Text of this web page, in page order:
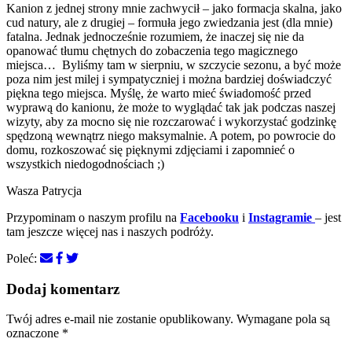
Kanion z jednej strony mnie zachwycił – jako formacja skalna, jako
cud natury, ale z drugiej – formuła jego zwiedzania jest (dla mnie)
fatalna. Jednak jednocześnie rozumiem, że inaczej się nie da
opanować tłumu chętnych do zobaczenia tego magicznego
miejsca… Byliśmy tam w sierpniu, w szczycie sezonu, a być może
poza nim jest milej i sympatyczniej i można bardziej doświadczyć
piękna tego miejsca. Myślę, że warto mieć świadomość przed
wyprawą do kanionu, że może to wyglądać tak jak podczas naszej
wizyty, aby za mocno się nie rozczarować i wykorzystać godzinkę
spędzoną wewnątrz niego maksymalnie. A potem, po powrocie do
domu, rozkoszować się pięknymi zdjęciami i zapomnieć o
wszystkich niedogodnościach ;)
Wasza Patrycja
Przypominam o naszym profilu na Facebooku i Instagramie – jest
tam jeszcze więcej nas i naszych podróży.
Poleć:
Dodaj komentarz
Twój adres e-mail nie zostanie opublikowany. Wymagane pola są
oznaczone *